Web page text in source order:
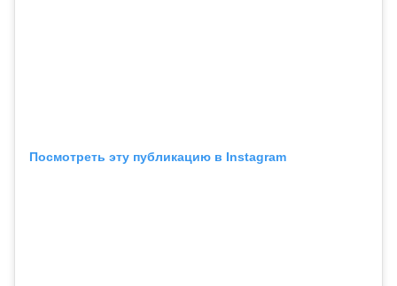
Посмотреть эту публикацию в Instagram